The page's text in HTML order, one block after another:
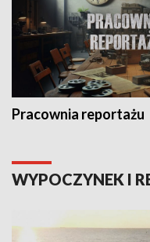
Pracownia reportażu
WYPOCZYNEK I